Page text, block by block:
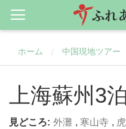
ホーム / 中国現地ツアー
上海蘇州3
見どころ: 外灘 , 寒山寺 ,